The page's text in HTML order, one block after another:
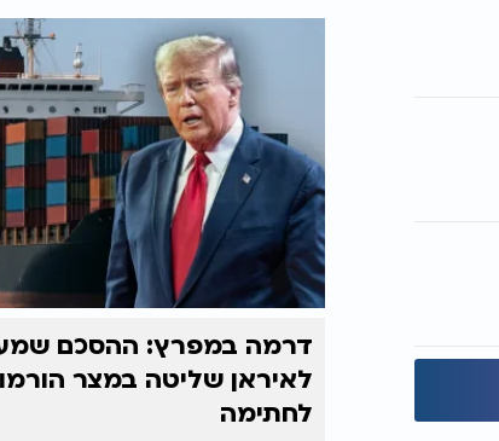
דרמה במפרץ: ההסכם
לאיראן שליטה במצר
לחתימה